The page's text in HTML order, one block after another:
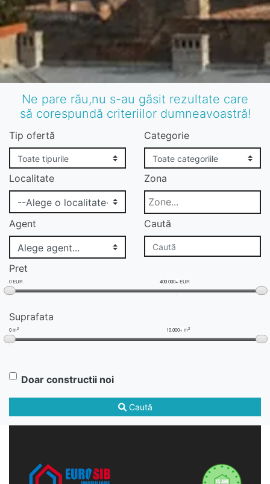
Ne pare rău,nu s-au găsit rezultate care
să corespundă criteriilor dumneavoastră!
Tip ofertă Categorie
Localitate Zona
Agent Caută
Pret
0 EUR 400.000+ EUR
Suprafata
0 m2 10.000+ m2
Doar constructii noi
Caută